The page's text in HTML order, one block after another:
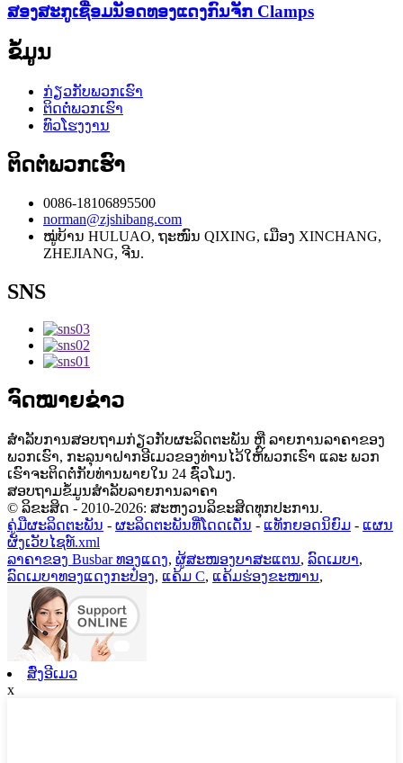
ສອງສະກູເຊື່ອມນັອດທອງແດງກົນຈັກ Clamps
ຂໍ້ມູນ
ກ່ຽວກັບພວກເຮົາ
ຕິດຕໍ່ພວກເຮົາ
ທົວໂຮງງານ
ຕິດຕໍ່ພວກເຮົາ
0086-18106895500
norman@zjshibang.com
ໝູ່ບ້ານ HULUAO, ຖະໜົນ QIXING, ເມືອງ XINCHANG,
ZHEJIANG, ຈີນ.
SNS
ຈົດໝາຍຂ່າວ
ສຳລັບການສອບຖາມກ່ຽວກັບຜະລິດຕະພັນ ຫຼື ລາຍການລາຄາຂອງ
ພວກເຮົາ, ກະລຸນາຝາກອີເມວຂອງທ່ານໄວ້ໃຫ້ພວກເຮົາ ແລະ ພວກ
ເຮົາຈະຕິດຕໍ່ກັບທ່ານພາຍໃນ 24 ຊົ່ວໂມງ.
ສອບຖາມຂໍ້ມູນສຳລັບລາຍການລາຄາ
© ລິຂະສິດ - 2010-2026: ສະຫງວນລິຂະສິດທຸກປະການ.
ຄູ່ມືຜະລິດຕະພັນ - ຜະລິດຕະພັນທີ່ໂດດເດັ່ນ - ແທັກຍອດນິຍົມ - ແຜນ
ຜັງເວັບໄຊທ໌.xml
ລາຄາຂອງ Busbar ທອງແດງ, ຜູ້ສະໜອງບາສະແຕນ, ລົດເມບາ,
ລົດເມບາທອງແດງກະປ໋ອງ, ແຄ້ມ C, ແຄ້ມຮ່ອງຂະໜານ,
ສົ່ງອີເມວ
x